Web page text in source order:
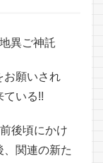
異ご神託
お願いされ
ている!!
後頃にかけ
、関連の新た